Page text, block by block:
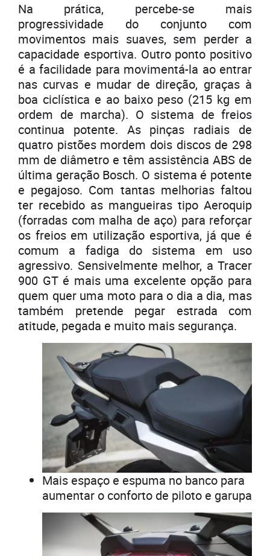
Na prática, percebe-se mais
progressividade do conjunto com
movimentos mais suaves, sem perder a
capacidade esportiva. Outro ponto positivo
é a facilidade para movimentá-la ao entrar
nas curvas e mudar de direção, graças à
boa ciclística e ao baixo peso (215 kg em
ordem de marcha). O sistema de freios
continua potente. As pinças radiais de
quatro pistões mordem dois discos de 298
mm de diâmetro e têm assistência ABS de
última geração Bosch. O sistema é potente
e pegajoso. Com tantas melhorias faltou
ter recebido as mangueiras tipo Aeroquip
(forradas com malha de aço) para reforçar
os freios em utilização esportiva, já que é
comum a fadiga do sistema em uso
agressivo. Sensivelmente melhor, a Tracer
900 GT é mais uma excelente opção para
quem quer uma moto para o dia a dia, mas
também pretende pegar estrada com
atitude, pegada e muito mais segurança.
Mais espaço e espuma no banco para
aumentar o conforto de piloto e garupa